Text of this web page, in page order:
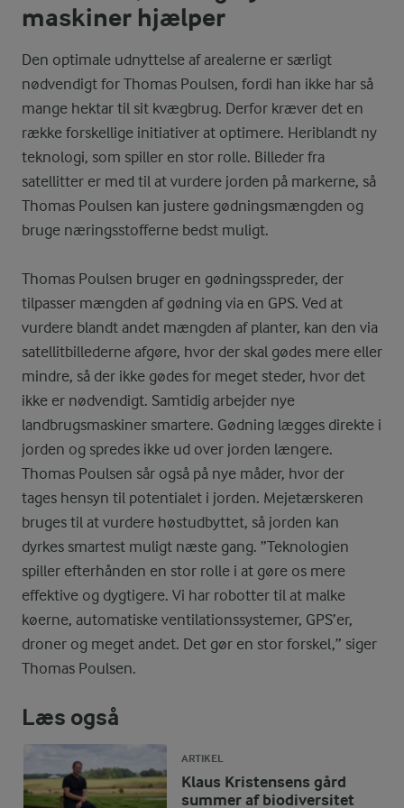
maskiner hjælper
Den optimale udnyttelse af arealerne er særligt
nødvendigt for Thomas Poulsen, fordi han ikke har så
mange hektar til sit kvægbrug. Derfor kræver det en
række forskellige initiativer at optimere. Heriblandt ny
teknologi, som spiller en stor rolle. Billeder fra
satellitter er med til at vurdere jorden på markerne, så
Thomas Poulsen kan justere gødningsmængden og
bruge næringsstofferne bedst muligt.
Thomas Poulsen bruger en gødningsspreder, der
tilpasser mængden af gødning via en GPS. Ved at
vurdere blandt andet mængden af planter, kan den via
satellitbillederne afgøre, hvor der skal gødes mere eller
mindre, så der ikke gødes for meget steder, hvor det
ikke er nødvendigt. Samtidig arbejder nye
landbrugsmaskiner smartere. Gødning lægges direkte i
jorden og spredes ikke ud over jorden længere.
Thomas Poulsen sår også på nye måder, hvor der
tages hensyn til potentialet i jorden. Mejetærskeren
bruges til at vurdere høstudbyttet, så jorden kan
dyrkes smartest muligt næste gang. ”Teknologien
spiller efterhånden en stor rolle i at gøre os mere
effektive og dygtigere. Vi har robotter til at malke
køerne, automatiske ventilationssystemer, GPS’er,
droner og meget andet. Det gør en stor forskel,” siger
Thomas Poulsen.
Læs også
ARTIKEL
Klaus Kristensens gård
summer af biodiversitet